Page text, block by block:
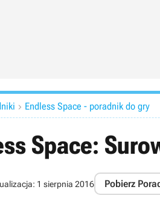
 Endless Space - poradnik do gry
Space:
1 sierpnia 2016 Pobierz